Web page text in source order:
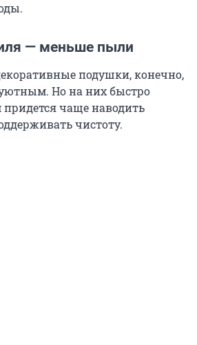
— меньше пыли
подушки, конечно,
Но на них быстро
придется чаще наводить
чистоту.